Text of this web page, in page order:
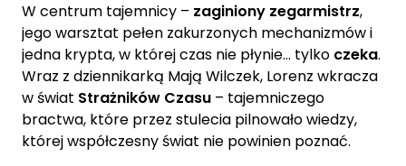
W centrum tajemnicy – zaginiony zegarmistrz,
jego warsztat pełen zakurzonych mechanizmów i
jedna krypta, w której czas nie płynie… tylko czeka.
Wraz z dziennikarką Mają Wilczek, Lorenz wkracza
w świat Strażników Czasu – tajemniczego
bractwa, które przez stulecia pilnowało wiedzy,
której współczesny świat nie powinien poznać.